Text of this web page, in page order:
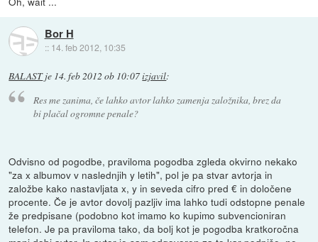
Bor H
:: 14. feb 2012, 10:35
BALASTje 14. feb 2012 ob 10:07izjavil:
Res me zanima, če lahko avtor lahko zamenja založnika, brez da
bi plačal ogromne penale?
Odvisno od pogodbe, praviloma pogodba zgleda okvirno nekako
"za x albumov v naslednjih y letih", pol je pa stvar avtorja in
založbe kako nastavljata x, y in seveda cifro pred € in določene
procente. Če je avtor dovolj pazljiv ima lahko tudi odstopne penale
že predpisane (podobno kot imamo ko kupimo subvencioniran
telefon. Je pa praviloma tako, da bolj kot je pogodba kratkoročna